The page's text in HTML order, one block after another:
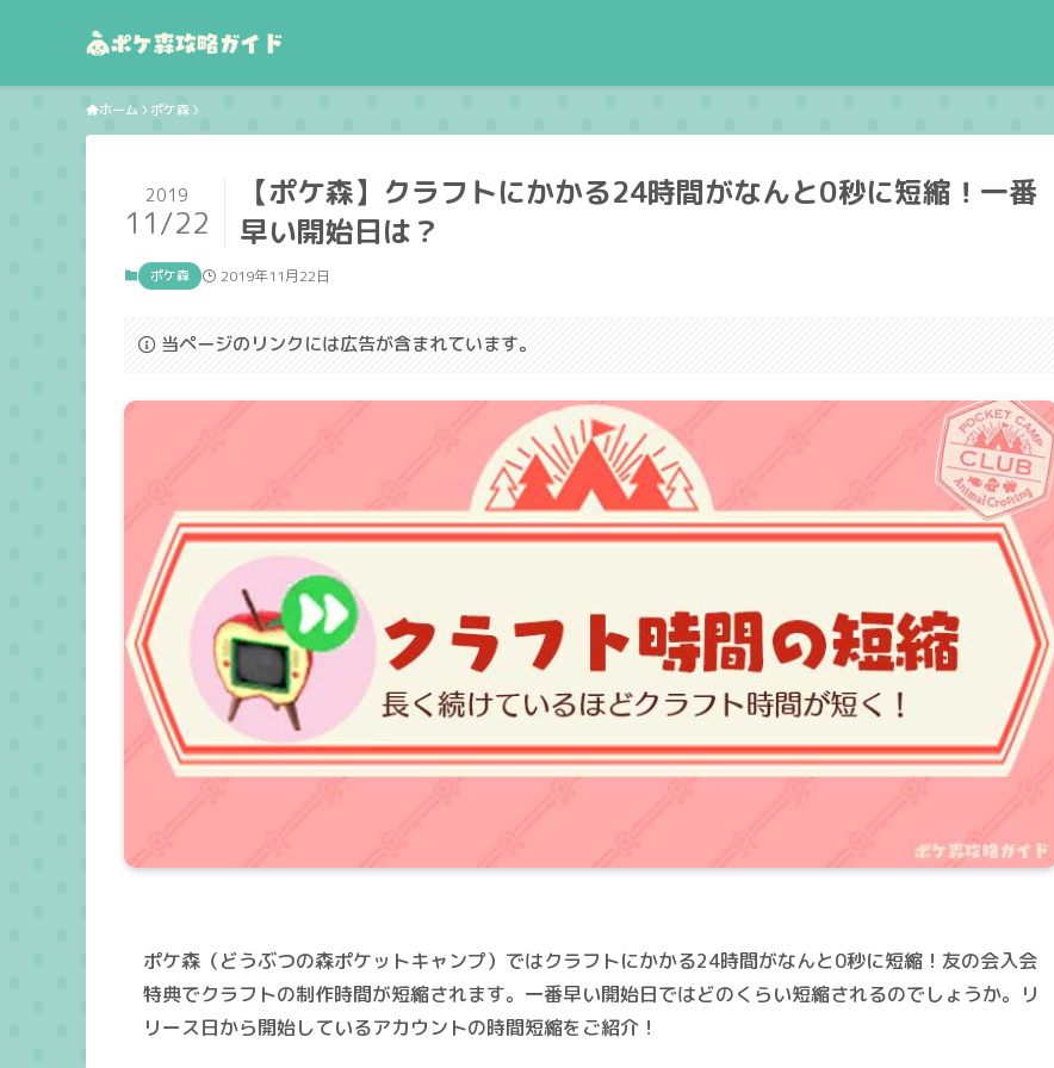
ホーム ポケ森
【ポケ森】クラフトにかかる24時間がなんと0秒に短縮！一番
早い開始日は？
2019
11/22
ポケ森 2019年11月22日
当ページのリンクには広告が含まれています。
ポケ森（どうぶつの森ポケットキャンプ）ではクラフトにかかる24時間がなんと0秒に短縮！友の会入会
特典でクラフトの制作時間が短縮されます。一番早い開始日ではどのくらい短縮されるのでしょうか。リ
リース日から開始しているアカウントの時間短縮をご紹介！